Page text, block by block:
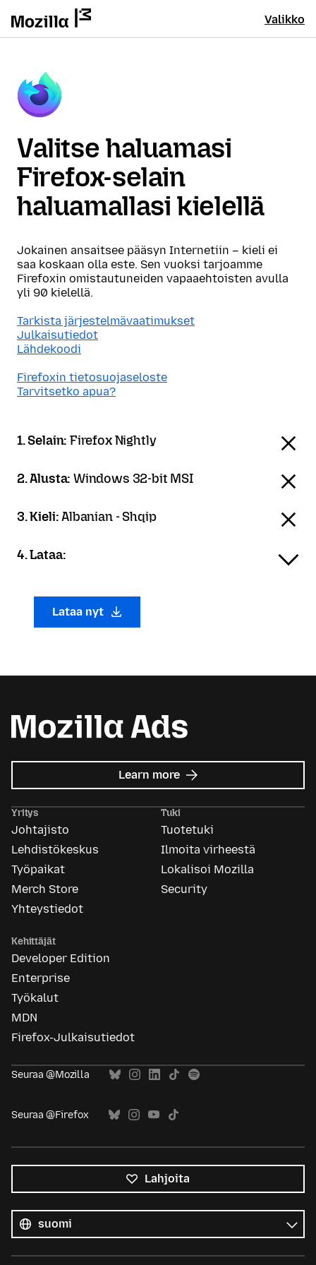
Valikko
Valitse haluamasi
Firefox-selain
haluamallasi kielellä
Jokainen ansaitsee pääsyn Internetiin – kieli ei
saa koskaan olla este. Sen vuoksi tarjoamme
Firefoxin omistautuneiden vapaaehtoisten avulla
yli 90 kielellä.
Tarkista järjestelmävaatimukset
Julkaisutiedot
Lähdekoodi
Firefoxin tietosuojaseloste
Tarvitsetko apua?
1. Selain:Firefox Nightly
2. Alusta:Windows 32-bit MSI
3. Kieli:Albanian - Shqip
4. Lataa:
Lataa nyt
Learn more about
Mozilla
Yritys
Johtajisto
Lehdistökeskus
Työpaikat
Merch Store
Yhteystiedot
Tuki
Tuotetuki
Ilmoita virheestä
Lokalisoi Mozilla
Security
Kehittäjät
Developer Edition
Enterprise
Työkalut
MDN
Firefox-Julkaisutiedot
Seuraa @Mozilla
Seuraa @Firefox
Lahjoita
kielet
Kieli